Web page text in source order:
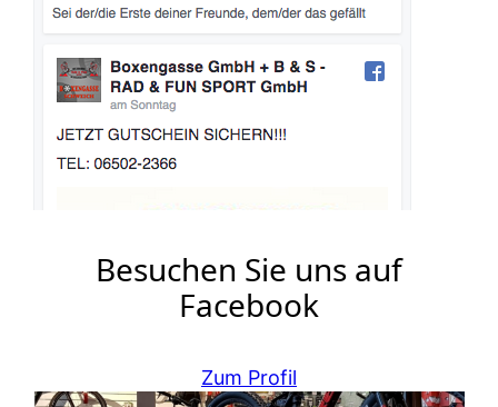
Besuchen Sie uns auf
Facebook
Zum Profil